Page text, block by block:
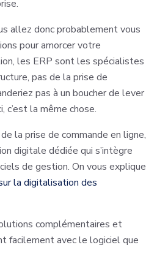
allez donc probablement vous
pour amorcer votre
les ERP sont les spécialistes
pas de la prise de
pas à un boucher de lever
c’est la même chose.
la prise de commande en ligne,
digitale dédiée qui s’intègre
de gestion. On vous explique
la digitalisation des
complémentaires et
facilement avec le logiciel que